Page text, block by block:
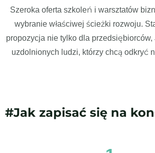
Szeroka oferta szkoleń i warsztatów
wybranie właściwej ścieżki rozwoju.
propozycja nie tylko dla przedsiębiorców,
uzdolnionych ludzi, którzy chcą odkryć
#Jak zapisać się na